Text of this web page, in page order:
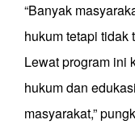
“Banyak
hukum tetapi tidak
Lewat program ini
hukum dan
masyarakat,”